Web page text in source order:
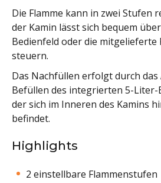
Die Flamme kann in zwei Stufen
der Kamin lässt sich bequem
Bedienfeld oder die mitgelieferte
steuern.
Das Nachfüllen erfolgt durch
Befüllen des integrierten 5-
der sich im Inneren des Kamins
befindet.
Highlights
2 einstellbare Flammenstufen